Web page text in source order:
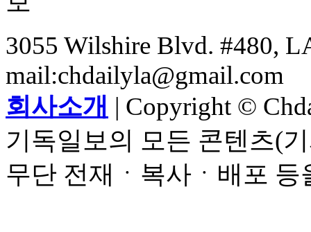
3055 Wilshire Blvd. #480,
mail:chdailyla@gmail.com
회사소개 | Copyright ©
기독일보의 모든 콘텐츠(
무단 전재ㆍ복사ㆍ배포 등